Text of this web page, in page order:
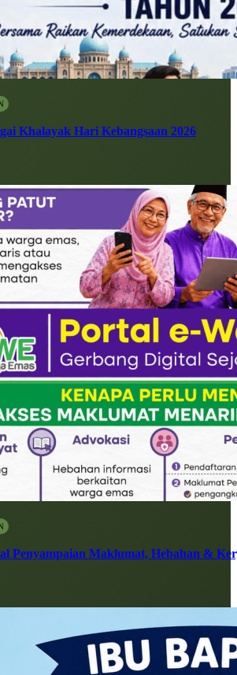
Khalayak Hari Kebangsaan 2026
Penyampaian Maklumat, Hebahan &